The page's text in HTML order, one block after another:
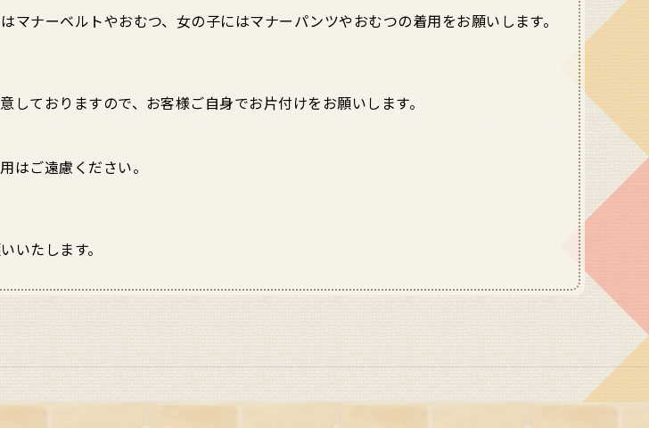
ナーベルトやおむつ、女の子にはマナーパンツやおむつの着用をお願いします。
ておりますので、お客様ご自身でお片付けをお願いします。
はご遠慮ください。
いたします。